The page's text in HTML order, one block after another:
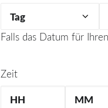
Falls das Datum für
Zeit